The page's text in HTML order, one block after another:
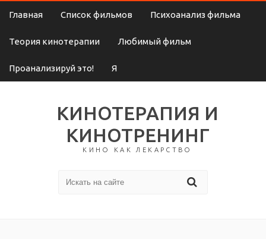
Главная Список фильмов Психоанализ фильма
Теория кинотерапии Любимый фильм
Проанализируй это! Я
КИНОТЕРАПИЯ И
КИНОТРЕНИНГ
КИНО КАК ЛЕКАРСТВО